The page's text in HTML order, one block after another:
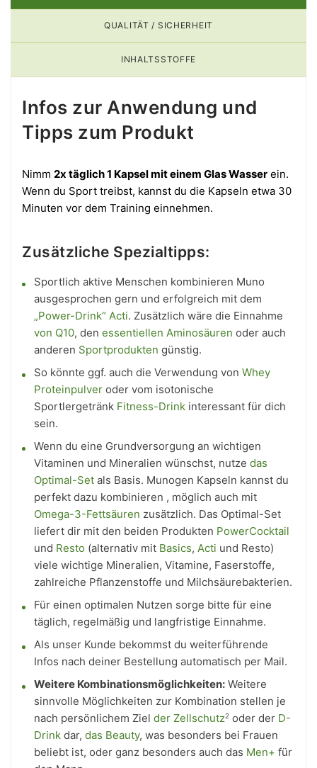
QUALITÄT / SICHERHEIT
INHALTSSTOFFE
Infos zur Anwendung und
Tipps zum Produkt
Nimm 2x täglich 1 Kapsel mit einem Glas Wasser ein.
Wenn du Sport treibst, kannst du die Kapseln etwa 30
Minuten vor dem Training einnehmen.
Zusätzliche Spezialtipps:
Sportlich aktive Menschen kombinieren Muno
ausgesprochen gern und erfolgreich mit dem
„Power-Drink“ Acti. Zusätzlich wäre die Einnahme
von Q10, den essentiellen Aminosäuren oder auch
anderen Sportprodukten günstig.
So könnte ggf. auch die Verwendung von Whey
Proteinpulver oder vom isotonische
Sportlergetränk Fitness-Drink interessant für dich
sein.
Wenn du eine Grundversorgung an wichtigen
Vitaminen und Mineralien wünschst, nutze das
Optimal-Set als Basis. Munogen Kapseln kannst du
perfekt dazu kombinieren , möglich auch mit
Omega-3-Fettsäuren zusätzlich. Das Optimal-Set
liefert dir mit den beiden Produkten PowerCocktail
und Resto (alternativ mit Basics, Acti und Resto)
viele wichtige Mineralien, Vitamine, Faserstoffe,
zahlreiche Pflanzenstoffe und Milchsäurebakterien.
Für einen optimalen Nutzen sorge bitte für eine
täglich, regelmäßig und langfristige Einnahme.
Als unser Kunde bekommst du weiterführende
Infos nach deiner Bestellung automatisch per Mail.
Weitere Kombinations­möglichkeiten: Weitere
sinnvolle Möglichkeiten zur Kombination stellen je
nach persönlichem Ziel der Zellschutz2 oder der D-
Drink dar, das Beauty, was besonders bei Frauen
beliebt ist, oder ganz besonders auch das Men+ für